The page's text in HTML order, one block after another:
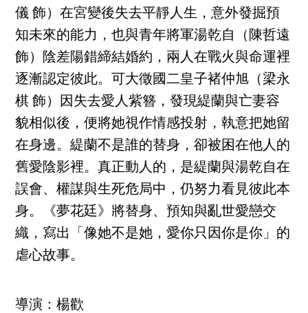
儀 飾）在宮變後失去平靜人生，意外發掘預
知未來的能力，也與青年將軍湯乾自（陳哲遠
飾）陰差陽錯締結婚約，兩人在戰火與命運裡
逐漸認定彼此。可大徵國二皇子褚仲旭（梁永
棋 飾）因失去愛人紫簪，發現緹蘭與亡妻容
貌相似後，便將她視作情感投射，執意把她留
在身邊。緹蘭不是誰的替身，卻被困在他人的
舊愛陰影裡。真正動人的，是緹蘭與湯乾自在
誤會、權謀與生死危局中，仍努力看見彼此本
身。《夢花廷》將替身、預知與亂世愛戀交
織，寫出「像她不是她，愛你只因你是你」的
虐心故事。
導演：楊歡